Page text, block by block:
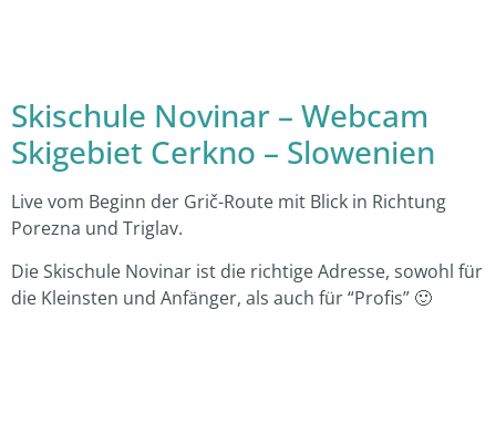
Skischule Novinar – Webcam
Skigebiet Cerkno – Slowenien
Live vom Beginn der Grič-Route mit Blick in Richtung
Porezna und Triglav.
Die Skischule Novinar ist die richtige Adresse, sowohl für
die Kleinsten und Anfänger, als auch für “Profis” 🙂